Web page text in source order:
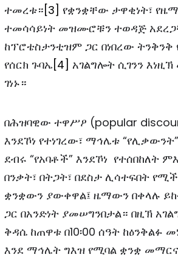
ተመረቱ።[3] የቋንቋቸው ታዋቂነት፣
ተመሳሳይነት መዝሙሮቹን ተወዳጅ
ከፕሮቴስታንቲዝም ጋር በነበረው
የሰርክ ጉባኤ[4] አገልግሎት ሲገንን
ገነኑ።
በሕዝባዊው ተዋሥዖ (popular
እንደኾነ የተነገረው፣ ማኅሌቱ
ደብሩ “የአባቶች” እንደኾነ የተሰበከለት
በንቃት፣ በትጋት፣ በደስታ ሊሳተፍበት
ቋንቋውን ያውቀዋል፤ ዜማውን በቀላሉ
ጋር በአንድነት ያመሠግንበታል። በዚኽ
ቅዳሴ ከጠዋቱ በ10፡00 ሰዓት ከዕንቅልፉ
እንደ ማኅሌት ግእዝ የሚባል ቋንቋ